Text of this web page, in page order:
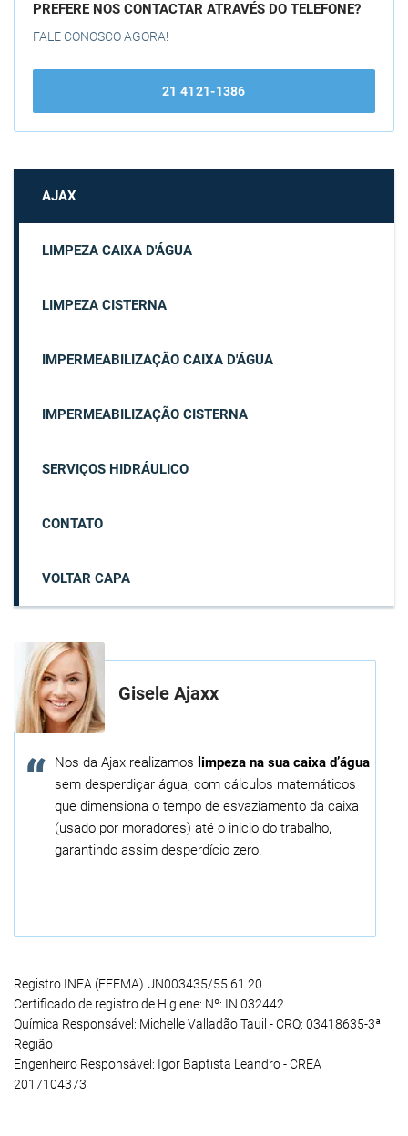
PREFERE NOS CONTACTAR ATRAVÉS DO TELEFONE?
FALE CONOSCO AGORA!
21 4121-1386
AJAX
LIMPEZA CAIXA D'ÁGUA
LIMPEZA CISTERNA
IMPERMEABILIZAÇÃO CAIXA D'ÁGUA
IMPERMEABILIZAÇÃO CISTERNA
SERVIÇOS HIDRÁULICO
CONTATO
VOLTAR CAPA
Gisele Ajaxx
Nos da Ajax realizamos limpeza na sua caixa d’água
sem desperdiçar água, com cálculos matemáticos
que dimensiona o tempo de esvaziamento da caixa
(usado por moradores) até o inicio do trabalho,
garantindo assim desperdício zero.
Registro INEA (FEEMA) UN003435/55.61.20
Certificado de registro de Higiene: Nº: IN 032442
Química Responsável: Michelle Valladão Tauil - CRQ: 03418635-3ª
Região
Engenheiro Responsável: Igor Baptista Leandro - CREA
2017104373